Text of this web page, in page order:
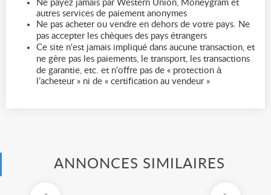
Ne payez jamais par Western Union, Moneygram et
autres services de paiement anonymes
Ne pas acheter ou vendre en dehors de votre pays. Ne
pas accepter les chèques des pays étrangers
Ce site n'est jamais impliqué dans aucune transaction, et
ne gère pas les paiements, le transport, les transactions
de garantie, etc. et n'offre pas de « protection à
l’acheteur » ni de « certification au vendeur »
ANNONCES SIMILAIRES